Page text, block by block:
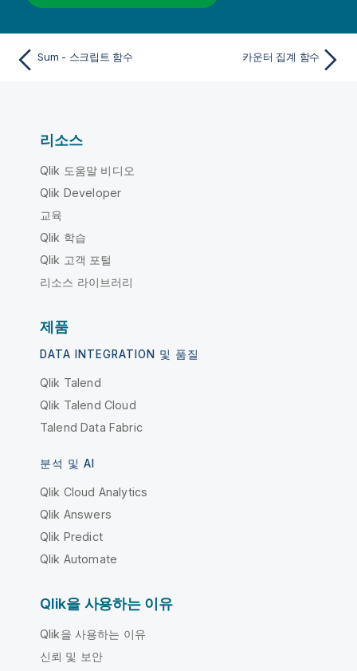
Sum - 스크립트 함수 카운터 집계 함수
리소스
Qlik 도움말 비디오
Qlik Developer
교육
Qlik 학습
Qlik 고객 포털
리소스 라이브러리
제품
DATA INTEGRATION 및 품질
Qlik Talend
Qlik Talend Cloud
Talend Data Fabric
분석 및 AI
Qlik Cloud Analytics
Qlik Answers
Qlik Predict
Qlik Automate
Qlik을 사용하는 이유
Qlik을 사용하는 이유
신뢰 및 보안